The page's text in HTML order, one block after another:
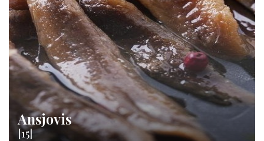
Italië, zodat u kunt genieten van de smaak van
uitstekende vis, vers en met de hand verwerkt en
bewaard in extra vierge olijfolie .
versbesparende verpakking!
Ansjovis
[15]